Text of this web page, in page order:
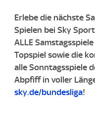
Erlebe die nächste
Spielen bei Sky
ALLE
Topspiel sowie die
alle Sonntagsspiele
Abpfiff in voller
sky.de/bundesliga!